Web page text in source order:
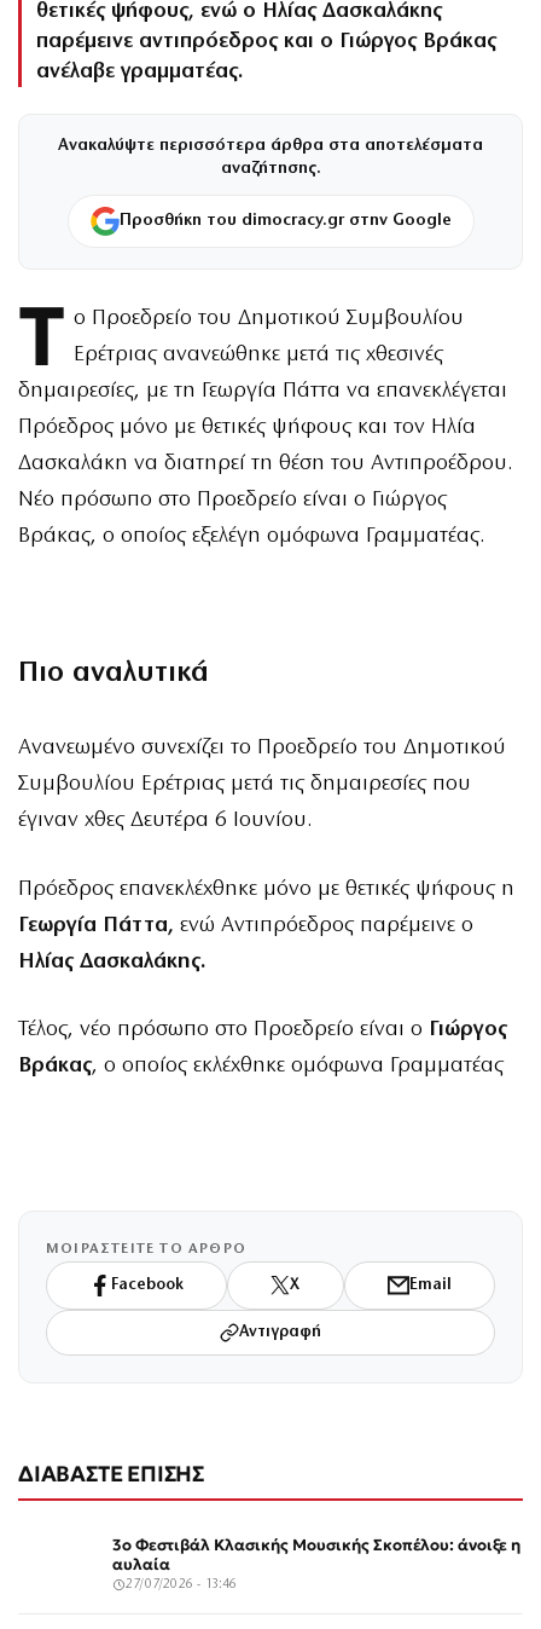
θετικές ψήφους, ενώ ο Ηλίας Δασκαλάκης
παρέμεινε αντιπρόεδρος και ο Γιώργος Βράκας
ανέλαβε γραμματέας.
Ανακαλύψτε περισσότερα άρθρα στα αποτελέσματα
αναζήτησης.
Προσθήκη του dimocracy.gr στην Google
Τ ο Προεδρείο του Δημοτικού Συμβουλίου
Ερέτριας ανανεώθηκε μετά τις χθεσινές
δημαιρεσίες, με τη Γεωργία Πάττα να επανεκλέγεται
Πρόεδρος μόνο με θετικές ψήφους και τον Ηλία
Δασκαλάκη να διατηρεί τη θέση του Αντιπροέδρου.
Νέο πρόσωπο στο Προεδρείο είναι ο Γιώργος
Βράκας, ο οποίος εξελέγη ομόφωνα Γραμματέας.
Πιο αναλυτικά
Ανανεωμένο συνεχίζει το Προεδρείο του Δημοτικού
Συμβουλίου Ερέτριας μετά τις δημαιρεσίες που
έγιναν χθες Δευτέρα 6 Ιουνίου.
Πρόεδρος επανεκλέχθηκε μόνο με θετικές ψήφους η
Γεωργία Πάττα, ενώ Αντιπρόεδρος παρέμεινε ο
Ηλίας Δασκαλάκης.
Τέλος, νέο πρόσωπο στο Προεδρείο είναι ο Γιώργος
Βράκας, ο οποίος εκλέχθηκε ομόφωνα Γραμματέας
ΜΟΙΡΑΣΤΕΙΤΕ ΤΟ ΑΡΘΡΟ
Facebook X Email
Αντιγραφή
ΔΙΑΒΑΣΤΕ ΕΠΙΣΗΣ
3ο Φεστιβάλ Κλασικής Μουσικής Σκοπέλου: άνοιξε η
αυλαία
27/07/2026 - 13:46